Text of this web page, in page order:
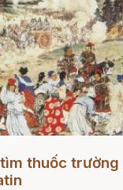
thuốc trường